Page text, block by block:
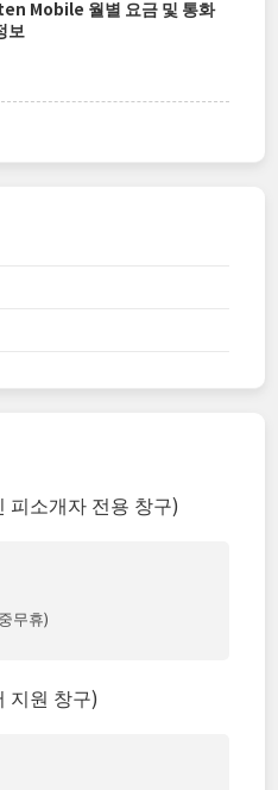
Mobile 월별 요금 및 통화
보
피소개자 전용 창구)
무휴)
지원 창구)